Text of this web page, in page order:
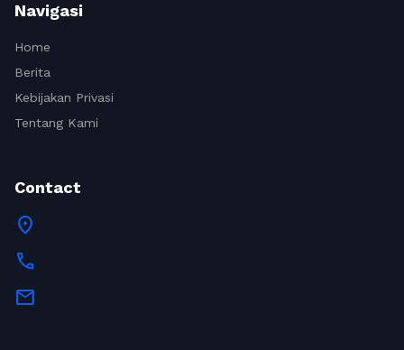
Navigasi
Home
Berita
Kebijakan Privasi
Tentang Kami
Contact
location_on
call
mail